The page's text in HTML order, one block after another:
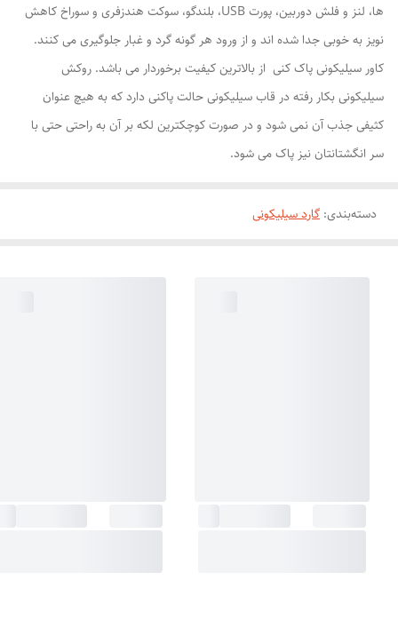
ها، لنز و فلش دوربین، پورت USB، بلندگو، سوکت هندزفری و سوراخ کاهش
نویز به خوبی جدا شده اند و از ورود هر گونه گرد و غبار جلوگیری می کنند.
کاور سیلیکونی پاک کنی از بالاترین کیفیت برخوردار می باشد. روکش
سیلیکونی بکار رفته در قاب سیلیکونی حالت پاکنی دارد که به هیچ عنوان
کثیفی جذب آن نمی شود و در صورت کوچکترین لکه بر آن به راحتی حتی با
سر انگشتانتان نیز پاک می شود.
دسته‌بندی: گارد سیلیکونی